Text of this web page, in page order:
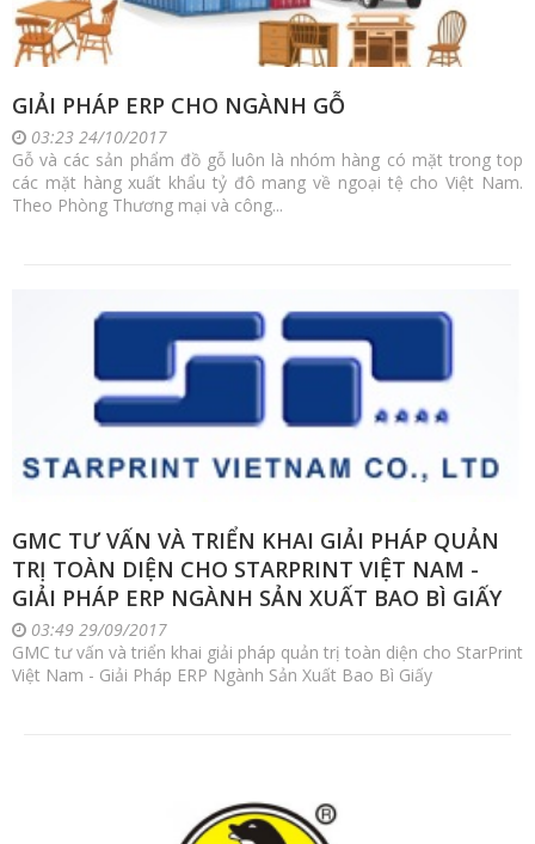
GIẢI PHÁP ERP CHO NGÀNH GỖ
03:23 24/10/2017
Gỗ và các sản phẩm đồ gỗ luôn là nhóm hàng có mặt trong top
các mặt hàng xuất khẩu tỷ đô mang về ngoại tệ cho Việt Nam.
Theo Phòng Thương mại và công...
GMC TƯ VẤN VÀ TRIỂN KHAI GIẢI PHÁP QUẢN
TRỊ TOÀN DIỆN CHO STARPRINT VIỆT NAM -
GIẢI PHÁP ERP NGÀNH SẢN XUẤT BAO BÌ GIẤY
03:49 29/09/2017
GMC tư vấn và triển khai giải pháp quản trị toàn diện cho StarPrint
Việt Nam - Giải Pháp ERP Ngành Sản Xuất Bao Bì Giấy